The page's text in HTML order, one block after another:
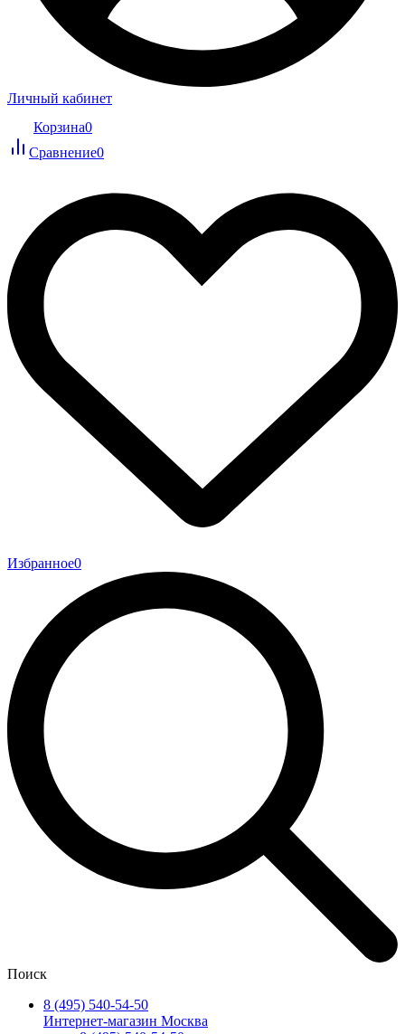
Личный кабинет
Корзина0
Сравнение0
Избранное0
Поиск
8 (495) 540-54-50
Интернет-магазин Москва